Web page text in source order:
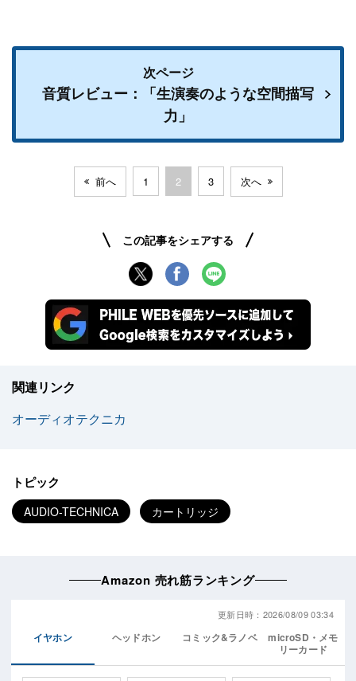
次ページ
音質レビュー：「生演奏のような空間描写
力」
前へ 1 2 3 次へ
この記事をシェアする
関連リンク
オーディオテクニカ
トピック
AUDIO-TECHNICA カートリッジ